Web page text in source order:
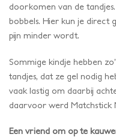
doorkomen van de
bobbels. Hier kun je direct
pijn minder wordt.
Sommige kindje hebben
tandjes, dat ze gel nodig
vaak lastig om daarbij
daarvoor werd Matchstick
Een vriend om op te